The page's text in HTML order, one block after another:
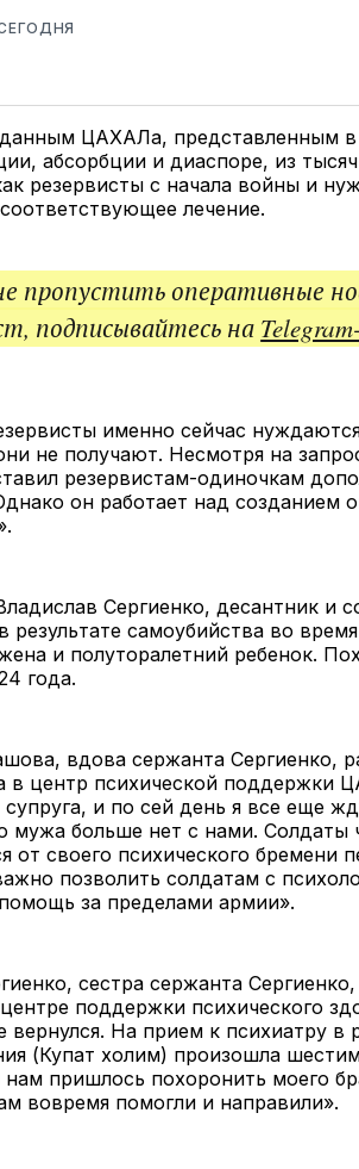
ЦАХАЛа, представленным в
абсорбции и диаспоре, из
резервисты с начала войны и
лечение.
пропустить оперативные
подписывайтесь на
именно сейчас
не получают. Несмотря на
резервистам-одиночкам
он работает над созданием
Сергиенко, десантник и
результате самоубийства во
и полуторалетний ребенок.
года.
вдова сержанта Сергиенко,
в центр психической поддержки
супруга, и по сей день я все еще
мужа больше нет с нами. Солдаты
от своего психического бремени
позволить солдатам с
за пределами армии».
сестра сержанта
поддержки психического
вернулся. На прием к психиатру в
(Купат холим) произошла
пришлось похоронить моего
вовремя помогли и направили».